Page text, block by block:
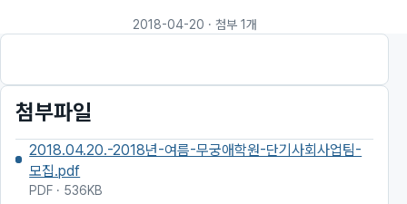
2018-04-20 · 첨부 1개
첨부파일
2018.04.20.-2018년-여름-무궁애학원-단기사회사업팀-
모집.pdf
PDF · 536KB